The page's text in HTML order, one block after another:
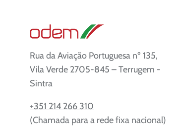
Rua da Aviação Portuguesa nº 135,
Vila Verde 2705-845 – Terrugem -
Sintra
+351 214 266 310
(Chamada para a rede fixa nacional)